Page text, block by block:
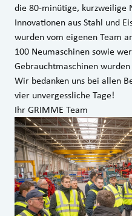
die 80-minütige, kurzweilige
Innovationen aus Stahl und
wurden vom eigenen Team
100 Neumaschinen sowie
Gebrauchtmaschinen
Wir bedanken uns bei allen
vier unvergessliche Tage!
Ihr GRIMME Team